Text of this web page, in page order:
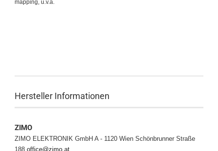
mapping, u.v.a.
Hersteller Informationen
ZIMO
ZIMO ELEKTRONIK GmbH A - 1120 Wien Schönbrunner Straße
188 office@zimo.at